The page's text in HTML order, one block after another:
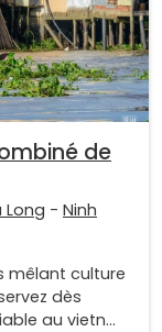
de
Long - Ninh
mêlant culture
dès
au vietn...